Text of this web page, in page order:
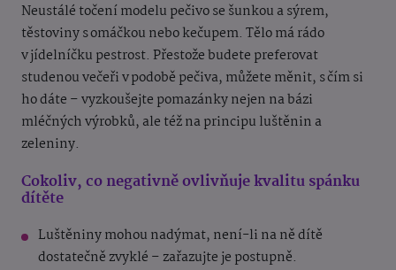
Neustálé točení modelu pečivo se šunkou a sýrem,
těstoviny s omáčkou nebo kečupem. Tělo má rádo
v jídelníčku pestrost. Přestože budete preferovat
studenou večeři v podobě pečiva, můžete měnit, s čím si
ho dáte – vyzkoušejte pomazánky nejen na bázi
mléčných výrobků, ale též na principu luštěnin a
zeleniny.
Cokoliv, co negativně ovlivňuje kvalitu spánku
dítěte
Luštěniny mohou nadýmat, není-li na ně dítě
dostatečně zvyklé – zařazujte je postupně.